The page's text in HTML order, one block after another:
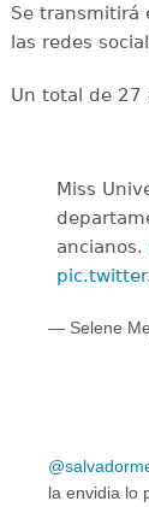
Se transmitirá
las redes
Un total de 27
Miss
ancianos.
— Selene
la envidia lo